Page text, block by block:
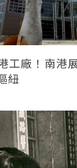
工廠！南港
紐